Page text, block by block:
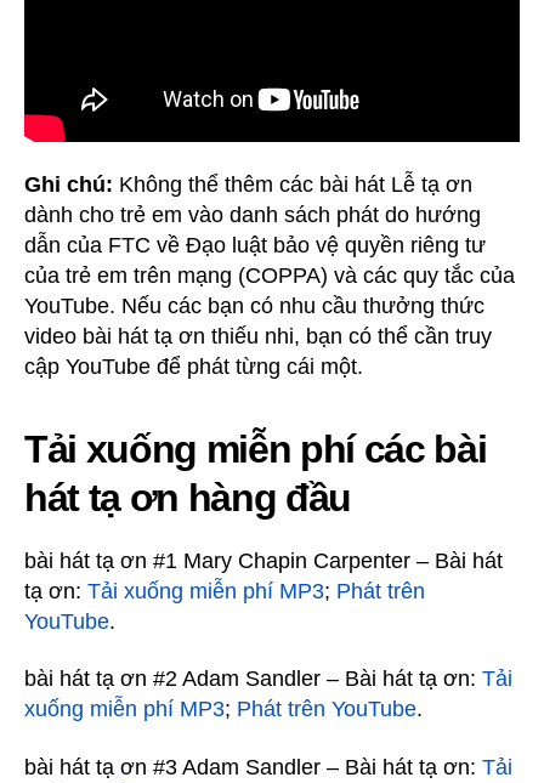
Ghi chú: Không thể thêm các bài hát Lễ tạ ơn
dành cho trẻ em vào danh sách phát do hướng
dẫn của FTC về Đạo luật bảo vệ quyền riêng tư
của trẻ em trên mạng (COPPA) và các quy tắc của
YouTube. Nếu các bạn có nhu cầu thưởng thức
video bài hát tạ ơn thiếu nhi, bạn có thể cần truy
cập YouTube để phát từng cái một.
Tải xuống miễn phí các bài
hát tạ ơn hàng đầu
bài hát tạ ơn #1 Mary Chapin Carpenter – Bài hát
tạ ơn: Tải xuống miễn phí MP3; Phát trên
YouTube.
bài hát tạ ơn #2 Adam Sandler – Bài hát tạ ơn: Tải
xuống miễn phí MP3; Phát trên YouTube.
bài hát tạ ơn #3 Adam Sandler – Bài hát tạ ơn: Tải